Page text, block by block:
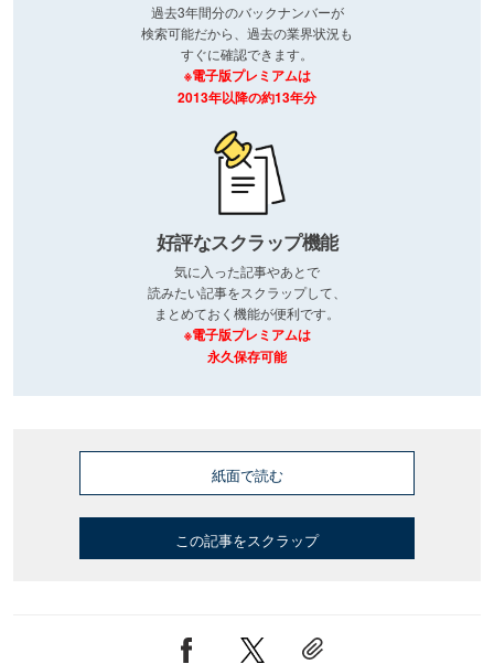
過去3年間分のバックナンバーが
検索可能だから、過去の業界状況も
すぐに確認できます。
※電子版プレミアムは
2013年以降の約13年分
好評なスクラップ機能
気に入った記事やあとで
読みたい記事をスクラップして、
まとめておく機能が便利です。
※電子版プレミアムは
永久保存可能
紙面で読む
この記事をスクラップ